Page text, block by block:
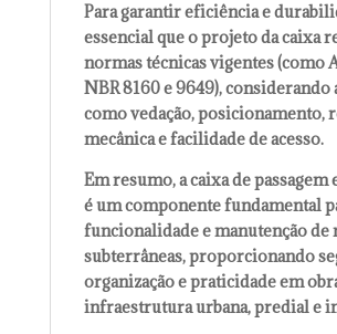
Para garantir eficiência e
essencial que o projeto da caixa
normas técnicas vigentes (como
NBR 8160 e 9649), considerando
como vedação, posicionamento,
mecânica e facilidade de acesso.
Em resumo, a caixa de passagem
é um componente fundamental
funcionalidade e manutenção de
subterrâneas, proporcionando
organização e praticidade em
infraestrutura urbana, predial e